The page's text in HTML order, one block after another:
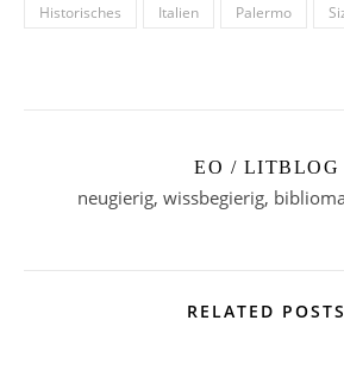
Historisches Italien Palermo
EO / LITBLOG
neugierig, wissbegierig,
RELATED POSTS